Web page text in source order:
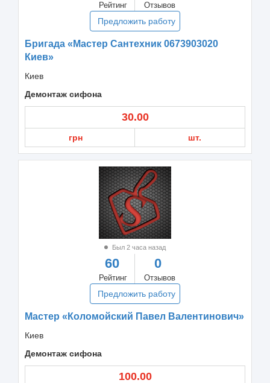
Рейтинг Отзывов
Предложить работу
Бригада «Мастер Сантехник 0673903020
Киев»
Киев
Демонтаж сифона
30.00
грн шт.
Был 2 часа назад
60
Рейтинг
0
Отзывов
Предложить работу
Мастер «Коломойский Павел Валентинович»
Киев
Демонтаж сифона
100.00